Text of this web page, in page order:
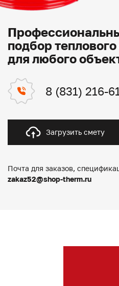
подбор
для любого
8 (831) 216-
Загрузить смету
Почта для заказов,
zakaz52@shop-therm.ru